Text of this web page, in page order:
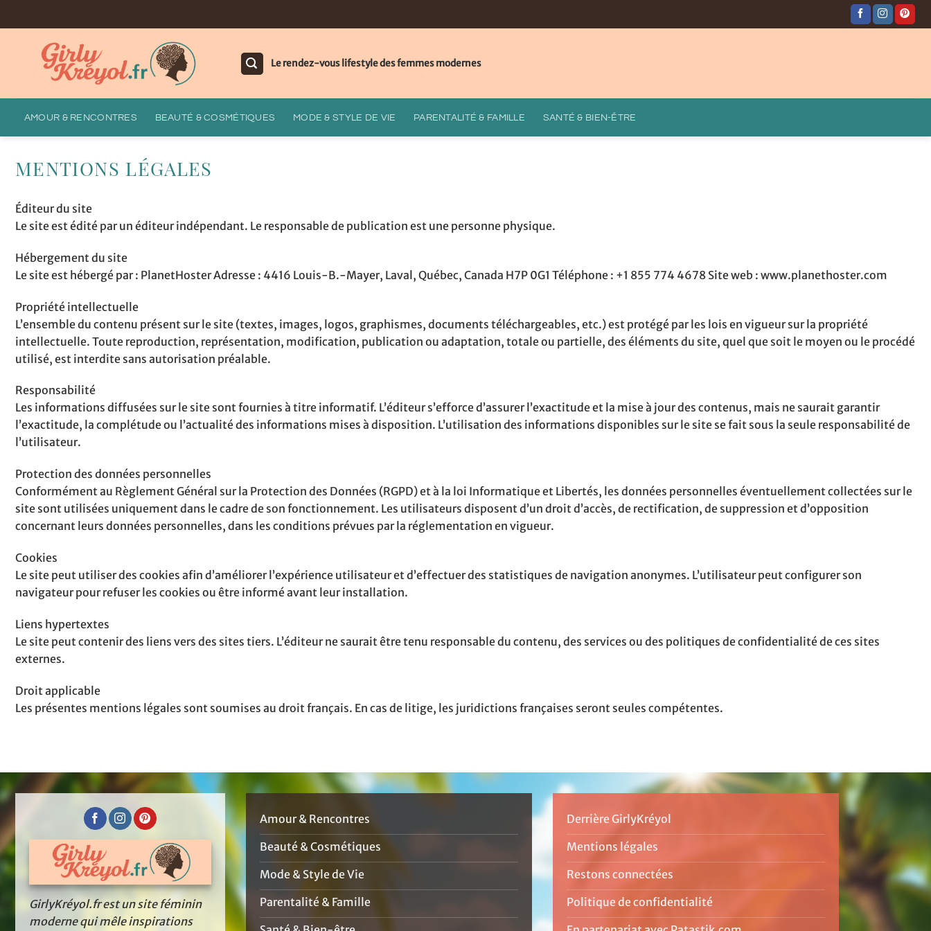
au
Le rendez-vous lifestyle des femmes modernes
AMOUR & RENCONTRES BEAUTÉ & COSMÉTIQUES MODE & STYLE DE VIE PARENTALITÉ & FAMILLE SANTÉ & BIEN-ÊTRE
MENTIONS LÉGALES
Éditeur du site
Le site est édité par un éditeur indépendant. Le responsable de publication est une personne physique.
Hébergement du site
Le site est hébergé par : PlanetHoster Adresse : 4416 Louis-B.-Mayer, Laval, Québec, Canada H7P 0G1 Téléphone : +1 855 774 4678 Site web : www.planethoster.com
Propriété intellectuelle
L’ensemble du contenu présent sur le site (textes, images, logos, graphismes, documents téléchargeables, etc.) est protégé par les lois en vigueur sur la propriété
intellectuelle. Toute reproduction, représentation, modification, publication ou adaptation, totale ou partielle, des éléments du site, quel que soit le moyen ou le procédé
utilisé, est interdite sans autorisation préalable.
Responsabilité
Les informations diffusées sur le site sont fournies à titre informatif. L’éditeur s’efforce d’assurer l’exactitude et la mise à jour des contenus, mais ne saurait garantir
l’exactitude, la complétude ou l’actualité des informations mises à disposition. L’utilisation des informations disponibles sur le site se fait sous la seule responsabilité de
l’utilisateur.
Protection des données personnelles
Conformément au Règlement Général sur la Protection des Données (RGPD) et à la loi Informatique et Libertés, les données personnelles éventuellement collectées sur le
site sont utilisées uniquement dans le cadre de son fonctionnement. Les utilisateurs disposent d’un droit d’accès, de rectification, de suppression et d’opposition
concernant leurs données personnelles, dans les conditions prévues par la réglementation en vigueur.
Cookies
Le site peut utiliser des cookies afin d’améliorer l’expérience utilisateur et d’effectuer des statistiques de navigation anonymes. L’utilisateur peut configurer son
navigateur pour refuser les cookies ou être informé avant leur installation.
Liens hypertextes
Le site peut contenir des liens vers des sites tiers. L’éditeur ne saurait être tenu responsable du contenu, des services ou des politiques de confidentialité de ces sites
externes.
Droit applicable
Les présentes mentions légales sont soumises au droit français. En cas de litige, les juridictions françaises seront seules compétentes.
GirlyKréyol.fr est un site féminin
moderne qui mêle inspirations
Amour & Rencontres
Beauté & Cosmétiques
Mode & Style de Vie
Parentalité & Famille
Derrière GirlyKréyol
Mentions légales
Restons connectées
Politique de confidentialité